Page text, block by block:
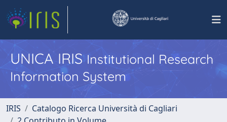
UNICA IRISInstitutional Research
Information System
IRIS
Catalogo Ricerca Università di Cagliari